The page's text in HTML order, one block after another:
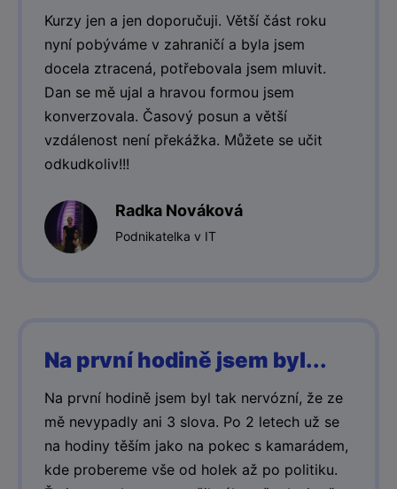
Kurzy jen a jen doporučuji. Větší část roku
nyní pobýváme v zahraničí a byla jsem
docela ztracená, potřebovala jsem mluvit.
Dan se mě ujal a hravou formou jsem
konverzovala. Časový posun a větší
vzdálenost není překážka. Můžete se učit
odkudkoliv!!!
Radka Nováková
Podnikatelka v IT
Na první hodině jsem byl...
Na první hodině jsem byl tak nervózní, že ze
mě nevypadly ani 3 slova. Po 2 letech už se
na hodiny těším jako na pokec s kamarádem,
kde probereme vše od holek až po politiku.